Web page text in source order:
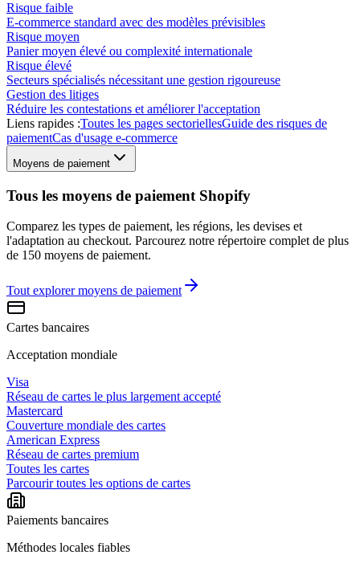
Risque faible
E-commerce standard avec des modèles prévisibles
Risque moyen
Panier moyen élevé ou complexité internationale
Risque élevé
Secteurs spécialisés nécessitant une gestion rigoureuse
Gestion des litiges
Réduire les contestations et améliorer l'acceptation
Liens rapides :Toutes les pages sectoriellesGuide des risques de
paiementCas d'usage e-commerce
Moyens de paiement
Tous les moyens de paiement Shopify
Comparez les types de paiement, les régions, les devises et
l'adaptation au checkout. Parcourez notre répertoire complet de plus
de 150 moyens de paiement.
Tout explorer moyens de paiement
Cartes bancaires
Acceptation mondiale
Visa
Réseau de cartes le plus largement accepté
Mastercard
Couverture mondiale des cartes
American Express
Réseau de cartes premium
Toutes les cartes
Parcourir toutes les options de cartes
Paiements bancaires
Méthodes locales fiables